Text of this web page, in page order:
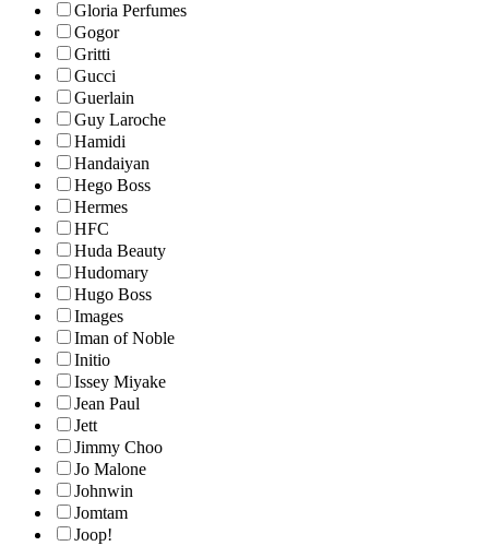
Gloria Perfumes
Gogor
Gritti
Gucci
Guerlain
Guy Laroche
Hamidi
Handaiyan
Hego Boss
Hermes
HFC
Huda Beauty
Hudomary
Hugo Boss
Images
Iman of Noble
Initio
Issey Miyake
Jean Paul
Jett
Jimmy Choo
Jo Malone
Johnwin
Jomtam
Joop!